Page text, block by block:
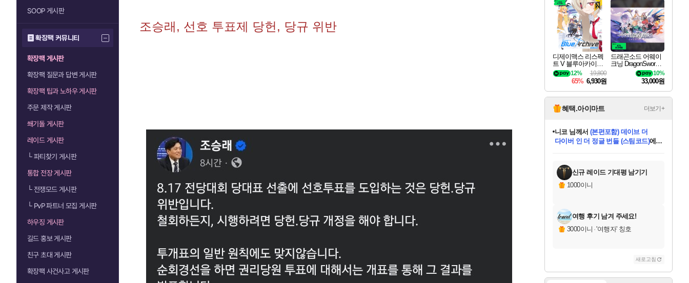
SOOP 게시판
확장팩 커뮤니티
확장팩 게시판
확장팩 질문과 답변 게시판
확장팩 팁과 노하우 게시판
주문 제작 게시판
쐐기돌 게시판
레이드 게시판
└파티찾기 게시판
통합 전장 게시판
└전쟁모드 게시판
└PvP 파트너 모집 게시판
하우징 게시판
길드 홍보 게시판
친구 초대 게시판
확장팩 사건사고 게시판
조승래, 선호 투표제 당헌, 당규 위반
디제이맥스 리스펙
트 V 블루아카이브
팩 DJMAX RESPE
CT V Blue Archive P
ack DLC
19,800
12%
65% 6,930원
드래곤소드 어웨이
크닝 DragonSword A
10%
33,000원
혜택.아이마트 더보기+
교환.
당첨되셨습니다.
니코님께서(본편포함) 데이브 더
당첨되셨습니다.
한건했습니다님께서마피아
데피니티브 에디션 (스팀코드)에
당첨되셨습니다.
당첨되셨습니다.
당첨되셨습니다.
당첨되셨습니다.
에디션 (스팀코드)를 교환.
당첨되셨습니다.
신규 레이드 기대평 남기기
1000이니
여행 후기 남겨 주세요!
3000이니 ·'여행자' 칭호
새로고침